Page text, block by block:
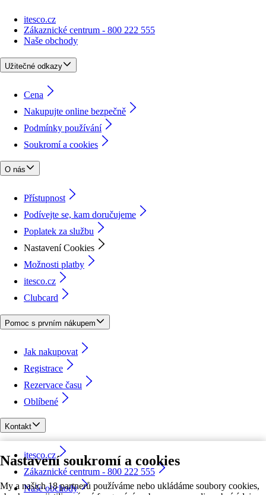
Nastavení soukromí a cookies
My a našich 18 partnerů používáme nebo ukládáme soubory cookies,
itesco.cz
Zákaznické centrum - 800 222 555
Naše obchody
Užitečné odkazy
Cena
Nakupujte online bezpečně
Podmínky používání
Soukromí a cookies
O nás
Přístupnost
Podívejte se, kam doručujeme
Poplatek za službu
Nastavení Cookies
Možnosti platby
itesco.cz
Clubcard
Pomoc s prvním nákupem
Jak nakupovat
Registrace
Rezervace času
Oblíbené
Kontakt
itesco.cz
Zákaznické centrum - 800 222 555
Naše obchody